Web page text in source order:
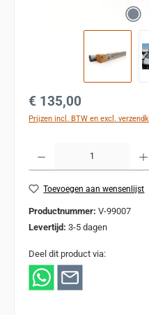
Normale prijs:
€ 135,00
Prijzen incl. BTW en excl.
Toevoegen aan wensenlijst
Productnummer: V-99007
Levertijd: 3-5 dagen
Deel dit product via: